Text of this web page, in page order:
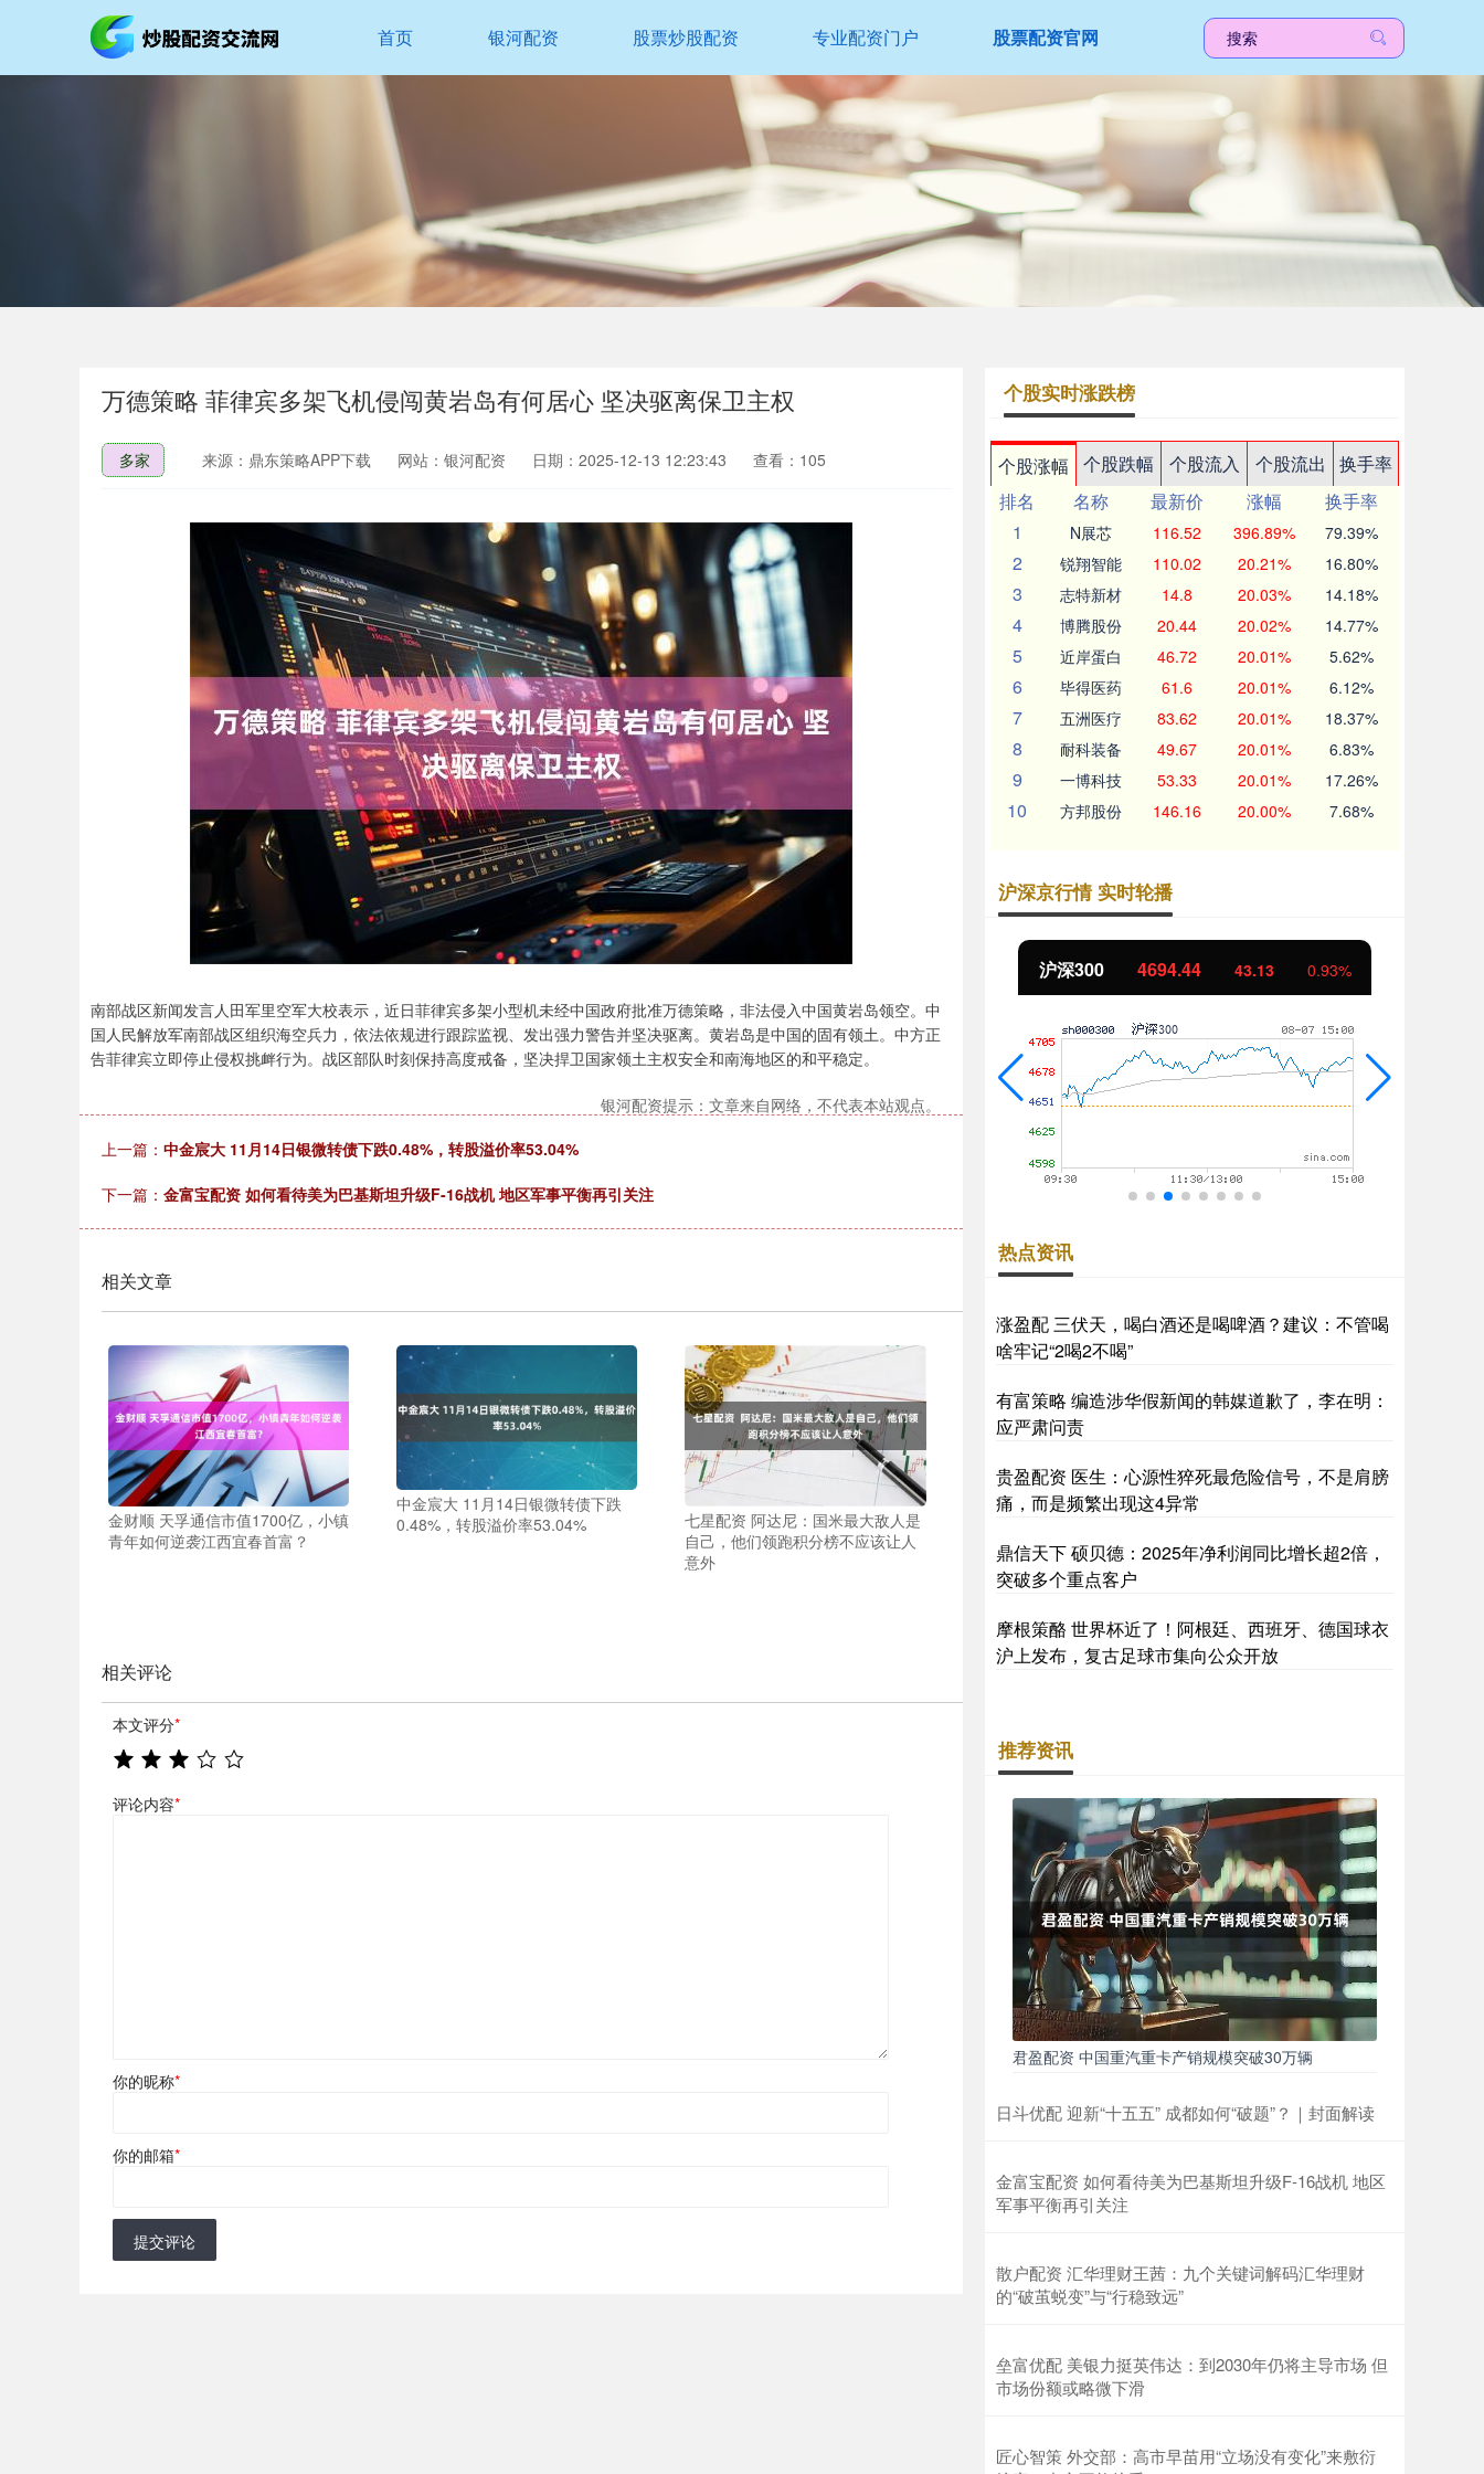
首页 银河配资 股票炒股配资 专业配资门户 股票配资官网
万德策略 菲律宾多架飞机侵闯黄岩岛有何居心 坚决驱离保卫主权
多家 来源：鼎东策略APP下载 网站：银河配资 日期：2025-12-13 12:23:43 查看：105
南部战区新闻发言人田军里空军大校表示，近日菲律宾多架小型机未经中国政府批准万德策略，非法侵入中国黄岩岛领空。中
国人民解放军南部战区组织海空兵力，依法依规进行跟踪监视、发出强力警告并坚决驱离。黄岩岛是中国的固有领土。中方正
告菲律宾立即停止侵权挑衅行为。战区部队时刻保持高度戒备，坚决捍卫国家领土主权安全和南海地区的和平稳定。
银河配资提示：文章来自网络，不代表本站观点。
上一篇： 中金宸大 11月14日银微转债下跌0.48%，转股溢价率53.04%
下一篇： 金富宝配资 如何看待美为巴基斯坦升级F-16战机 地区军事平衡再引关注
相关文章
金财顺 天孚通信市值1700亿，小镇
青年如何逆袭江西宜春首富？
中金宸大 11月14日银微转债下跌
0.48%，转股溢价率53.04%
七星配资 阿达尼：国米最大敌人是
自己，他们领跑积分榜不应该让人
意外
相关评论
本文评分*
评论内容*
你的昵称*
你的邮箱*
提交评论
个股实时涨跌榜
个股涨幅 个股跌幅 个股流入 个股流出
换手率
排名
名称 最新价 涨幅
换手率
1
N展芯 116.52 396.89% 79.39%
2 锐翔智能 110.02 20.21% 16.80%
3 志特新材 14.8 20.03% 14.18%
4 博腾股份 20.44 20.02% 14.77%
5 近岸蛋白 46.72 20.01% 5.62%
6 毕得医药 61.6 20.01% 6.12%
7 五洲医疗 83.62 20.01% 18.37%
8 耐科装备 49.67 20.01% 6.83%
9 一博科技 53.33 20.01% 17.26%
10 方邦股份 146.16 20.00% 7.68%
沪深京行情 实时轮播
上证指数 3940.04 39.68 1.02% 深证成指 14311.01 200.89 沪深300 4694.44 43.13 0.93%
热点资讯
涨盈配 三伏天，喝白酒还是喝啤酒？建议：不管喝
啥牢记“2喝2不喝”
有富策略 编造涉华假新闻的韩媒道歉了，李在明：
应严肃问责
贵盈配资 医生：心源性猝死最危险信号，不是肩膀
痛，而是频繁出现这4异常
鼎信天下 硕贝德：2025年净利润同比增长超2倍，
突破多个重点客户
摩根策酪 世界杯近了！阿根廷、西班牙、德国球衣
沪上发布，复古足球市集向公众开放
推荐资讯
君盈配资 中国重汽重卡产销规模突破30万辆
日斗优配 迎新“十五五” 成都如何“破题”？｜封面解读
金富宝配资 如何看待美为巴基斯坦升级F-16战机 地区
军事平衡再引关注
散户配资 汇华理财王茜：九个关键词解码汇华理财
的“破茧蜕变”与“行稳致远”
垒富优配 美银力挺英伟达：到2030年仍将主导市场 但
市场份额或略微下滑
匠心智策 外交部：高市早苗用“立场没有变化”来敷衍